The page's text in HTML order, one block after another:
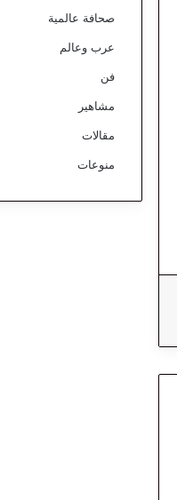
صحافة عالمية
عرب وعالم
فن
مشاهير
مقالات
منوعات